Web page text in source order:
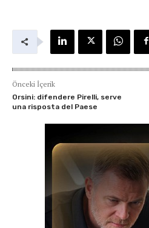
Önceki İçerik
Orsini: difendere Pirelli, serve
una risposta del Paese